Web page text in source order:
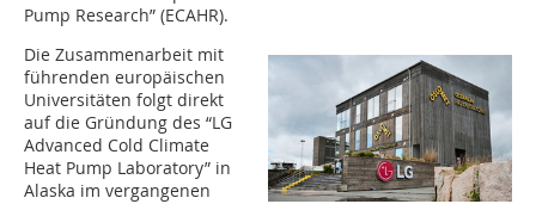
Pump Research” (ECAHR).
Die Zusammenarbeit mit
führenden europäischen
Universitäten folgt direkt
auf die Gründung des “LG
Advanced Cold Climate
Heat Pump Laboratory” in
Alaska im vergangenen